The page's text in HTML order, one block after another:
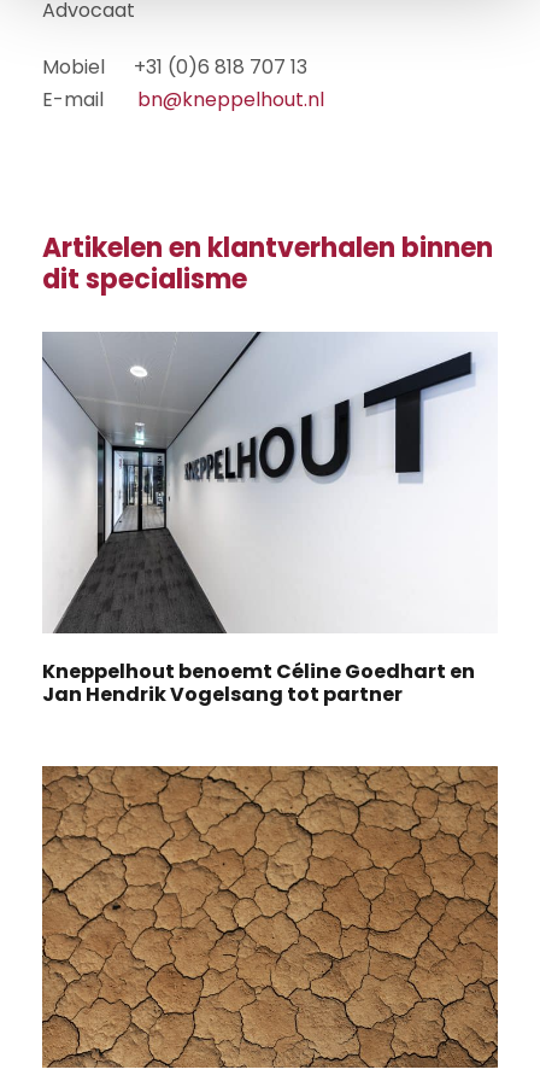
Advocaat
Mobiel +31 (0)6 818 707 13
E-mail bn@kneppelhout.nl
Artikelen en klantverhalen binnen
dit specialisme
Kneppelhout benoemt Céline Goedhart en
Jan Hendrik Vogelsang tot partner